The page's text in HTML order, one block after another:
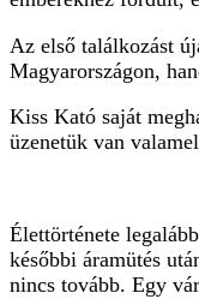
Az első találkozást
Magyarországon,
Kiss Kató saját
üzenetük van
Élettörténete
későbbi áramütés
nincs tovább. Egy